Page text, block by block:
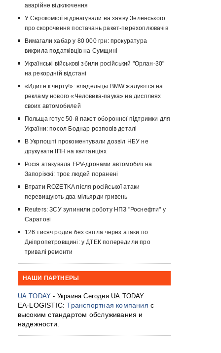
аварійне відключення
У Єврокомісії відреагували на заяву Зеленського
про скорочення постачань ракет-перехоплювачів
Вимагали хабар у 80 000 грн: прокуратура
викрила податківців на Сумщині
Українські військові збили російський "Орлан-30"
на рекордній відстані
«Идите к черту!»: владельцы BMW жалуются на
рекламу нового «Человека-паука» на дисплеях
своих автомобилей
Польща готує 50-й пакет оборонної підтримки для
України: посол Боднар розповів деталі
В Укрпошті прокоментували дозвіл НБУ не
друкувати ІПН на квитанціях
Росія атакувала FPV-дронами автомобілі на
Запоріжжі: троє людей поранені
Втрати ROZETKA після російської атаки
перевищують два мільярди гривень
Reuters: ЗСУ зупинили роботу НПЗ "Роснефти" у
Саратові
126 тисяч родин без світла через атаки по
Дніпропетровщині: у ДТЕК попередили про
тривалі ремонти
НАШИ ПАРТНЕРЫ
UA.TODAY - Украина Сегодня UA.TODAY
EA-LOGISTIC:Транспортная компания с
высоким стандартом обслуживания и
надежности.